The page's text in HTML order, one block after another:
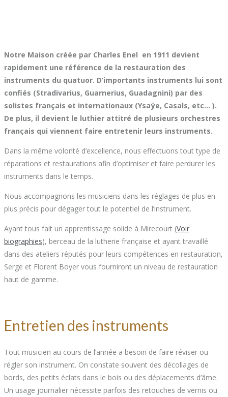
Notre Maison créée par Charles Enel en 1911 devient
rapidement une référence de la restauration des
instruments du quatuor. D’importants instruments lui sont
confiés (Stradivarius, Guarnerius, Guadagnini) par des
solistes français et internationaux (Ysaÿe, Casals, etc… ).
De plus, il devient le luthier attitré de plusieurs orchestres
français qui viennent faire entretenir leurs instruments.
Dans la même volonté d’excellence, nous effectuons tout type de
réparations et restaurations afin d’optimiser et faire perdurer les
instruments dans le temps.
Nous accompagnons les musiciens dans les réglages de plus en
plus précis pour dégager tout le potentiel de l’instrument.
Ayant tous fait un apprentissage solide à Mirecourt (Voir
biographies), berceau de la lutherie française et ayant travaillé
dans des ateliers réputés pour leurs compétences en restauration,
Serge et Florent Boyer vous fourniront un niveau de restauration
haut de gamme.
Entretien des instruments
Tout musicien au cours de l’année a besoin de faire réviser ou
régler son instrument. On constate souvent des décollages de
bords, des petits éclats dans le bois ou des déplacements d’âme.
Un usage journalier nécessite parfois des retouches de vernis ou